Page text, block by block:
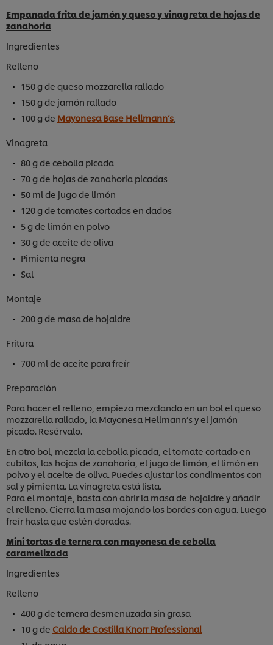
Empanada frita de jamón y queso y vinagreta de hojas de
zanahoria
Ingredientes
Relleno
150 g de queso mozzarella rallado
150 g de jamón rallado
100 g de Mayonesa Base Hellmann’s
Vinagreta
80 g de cebolla picada
70 g de hojas de zanahoria picadas
50 ml de jugo de limón
120 g de tomates cortados en dados
5 g de limón en polvo
30 g de aceite de oliva
Pimienta negra
Sal
Montaje
200 g de masa de hojaldre
Fritura
700 ml de aceite para freír
Preparación
Para hacerel relleno, empieza mezclando en un bol el queso
mozzarella rallado, la Mayonesa Hellmann’s y el jamón
picado. Resérvalo.
En otro bol, mezcla la cebolla picada, el tomate cortado en
cubitos, las hojas de zanahoria, el jugo de limón, el limón en
polvo y el aceite de oliva. Puedes ajustar los condimentos con
sal y pimienta. La vinagreta está lista.
Para el montaje, basta con abrir la masa de hojaldre y añadir
el relleno. Cierra la masa mojando los bordes con agua. Luego
freír hasta que estén doradas.
Mini tortas de ternera con mayonesa de cebolla
caramelizada
Ingredientes
Relleno
400 g de ternera desmenuzada sin grasa
10 g de Caldo de Costilla Knorr Professional